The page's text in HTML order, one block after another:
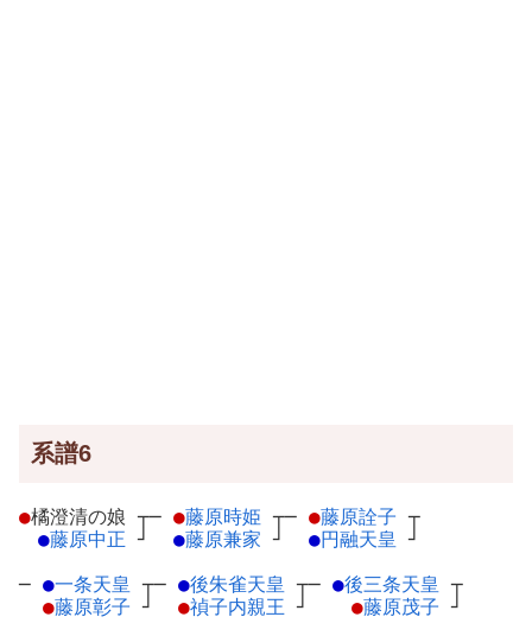
系譜6
●橘澄清の娘 ┬
●藤原中正 ┘
─ ●藤原時姫 ┬
●藤原兼家 ┘
─ ●藤原詮子 ┬
●円融天皇 ┘
─ ●一条天皇 ┬
●藤原彰子 ┘
─ ●後朱雀天皇 ┬
●禎子内親王 ┘
─ ●後三条天皇 ┬
●藤原茂子 ┘